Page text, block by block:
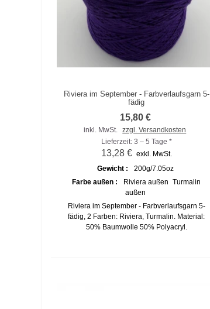
Zum Vergleich hinzufügen
Riviera im September - Farbverlaufsgarn 5-
fädig
15,80 €
inkl. MwSt. zzgl. Versandkosten
Lieferzeit: 3 – 5 Tage *
13,28 € exkl. MwSt.
Gewicht :
200g/7.05oz
Farbe außen :
Riviera außen Turmalin
außen
Riviera im September - Farbverlaufsgarn 5-
fädig, 2 Farben: Riviera, Turmalin. Material:
50% Baumwolle 50% Polyacryl.